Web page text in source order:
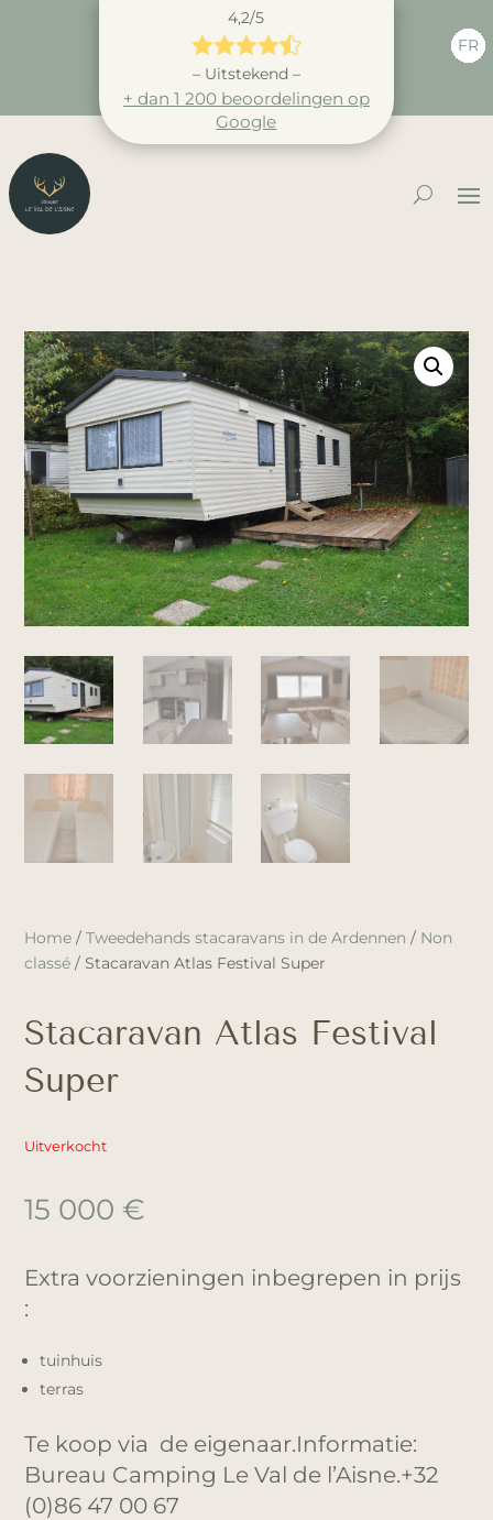
4,2/5

– Uitstekend –
+ dan 1 200 beoordelingen op
Google
FR
Home /Tweedehands stacaravans in de Ardennen / Non
classé / Stacaravan Atlas Festival Super
Stacaravan Atlas Festival
Super
Uitverkocht
15 000 €
Extra voorzieningen inbegrepen in prijs
:
tuinhuis
terras
Te koop via de eigenaar.Informatie:
Bureau Camping Le Val de l’Aisne.+32
(0)86 47 00 67